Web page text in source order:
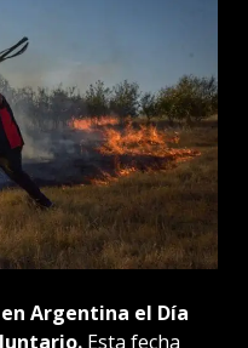
Argentina el Día
Esta fecha